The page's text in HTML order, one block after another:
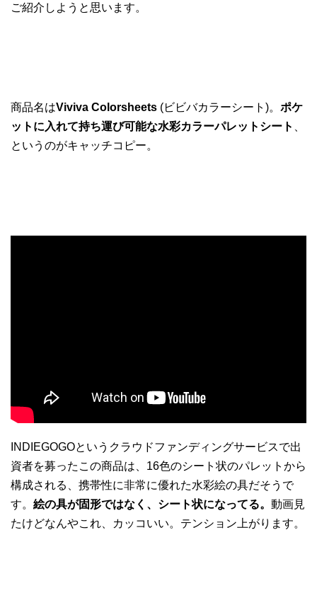
ご紹介しようと思います。
商品名はViviva Colorsheets (ビビバカラーシート)。 ポケ
ットに入れて持ち運び可能な水彩カラーパレットシート
というのがキャッチコピー。
INDIEGOGOというクラウドファンディングサービスで出
資者を募ったこの商品は、16色のシート状のパレットから
構成される、携帯性に非常に優れた水彩絵の具だそうで
す。 絵の具が固形ではなく、シート状になってる。 動画見
たけどなんやこれ、カッコいい。テンション上がります。